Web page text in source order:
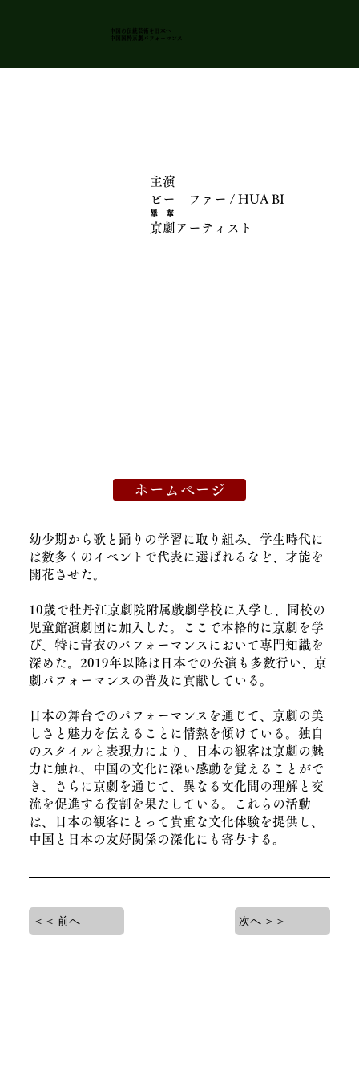
中国の伝統芸術を日本 へ
中国国粋京劇パフォーマンス
次へ ＞＞
＜＜ 前へ
幼少期から歌と踊りの学習に取り組み、学生時代に
は数多くのイベントで代表に選ばれるなど、才能を
開花させた。
10歳で牡丹江京劇院附属戲劇学校に入学し、同校の
児童館演劇団に加入した。ここで本格的に京劇を学
び、特に青衣のパフォーマンスにおいて専門知識を
深めた。2019年以降は日本での公演も多数行い、京
劇パフォーマンスの普及に貢献している。
日本の舞台でのパフォーマンスを通じて、京劇の美
しさと魅力を伝えることに情熱を傾けている。独自
のスタイルと表現力により、日本の観客は京劇の魅
力に触れ、中国の文化に深い感動を覚えることがで
き、さらに京劇を通じて、異なる文化間の理解と交
流を促進する役割を果たしている。これらの活動
は、日本の観客にとって貴重な文化体験を提供し、
中国と日本の友好関係の深化にも寄与する。
ホームページ
主演
京劇アーティスト
ビー ファー / HUA BI
畢 華